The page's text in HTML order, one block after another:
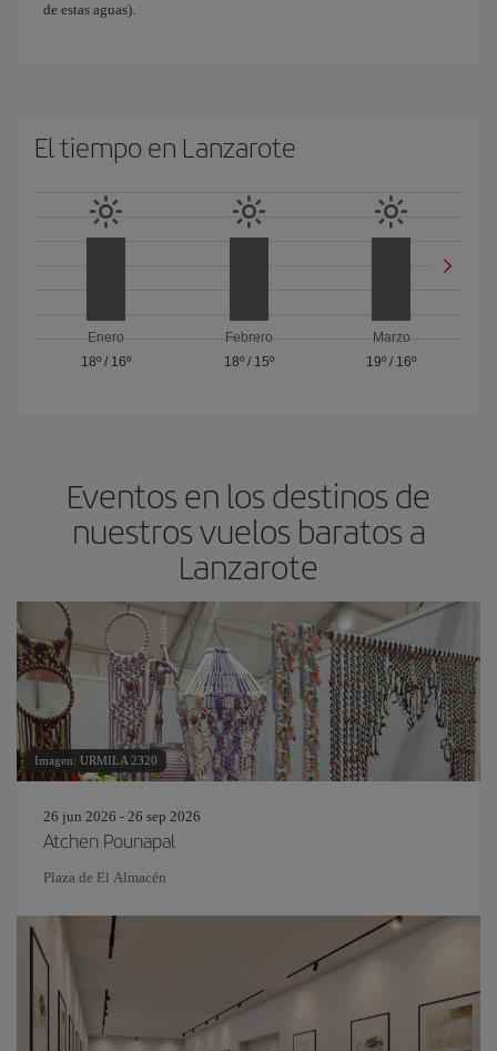
de estas aguas).
El tiempo en Lanzarote
Enero
18º/ 16º
Febrero
18º/ 15º
Marzo
19º / 16º
Eventos en los destinos de
nuestros vuelos baratos a
Lanzarote
Imagen: URMILA 2320
26 jun 2026 - 26 sep 2026
Atchen Pounapal
Plaza de El Almacén